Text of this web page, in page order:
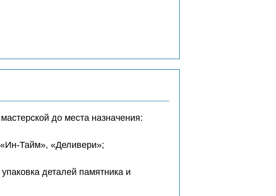
до места назначения:
Тайм», «Деливери»;
деталей памятника и